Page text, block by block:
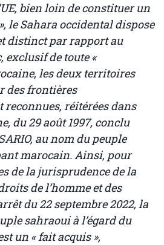
bien loin de constituer un
le Sahara occidental dispose
distinct par rapport au
exclusif de toute «
les deux territoires
des frontières
réitérées dans
du 29 août 1997, conclu
au nom du peuple
marocain. Ainsi, pour
de la jurisprudence de la
de l’homme et des
du 22 septembre 2022, la
sahraoui à l’égard du
un « fait acquis »,